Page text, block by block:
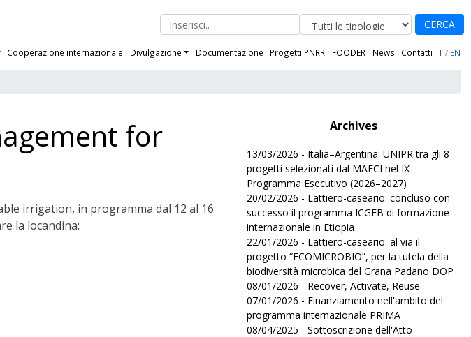
Cooperazione internazionale Divulgazione Documentazione Progetti PNRR FOODER News Contatti IT/ EN
CERCA
for
irrigation, in programma dal 12 al 16
la locandina:
Archives
13/03/2026 - Italia–Argentina: UNIPR tra gli 8
progetti selezionati dal MAECI nel IX
Programma Esecutivo (2026–2027)
20/02/2026 - Lattiero-caseario: concluso con
successo il programma ICGEB di formazione
internazionale in Etiopia
22/01/2026 - Lattiero-caseario: al via il
progetto “ECOMICROBIO”, per la tutela della
biodiversità microbica del Grana Padano DOP
08/01/2026 - Recover, Activate, Reuse -
07/01/2026 - Finanziamento nell'ambito del
programma internazionale PRIMA
08/04/2025 - Sottoscrizione dell'Atto